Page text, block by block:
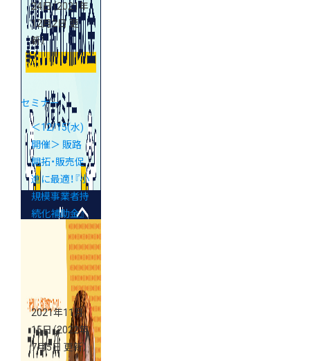
24日（2021年
12月2日 更
新）
セミナー
＜12/15(水)
開催＞ 販路
開拓・販売促
進に最適！『小
規模事業者持
続化補助金』
対策webセミ
2021年11月
15日 （2022年
7月5日 更新）